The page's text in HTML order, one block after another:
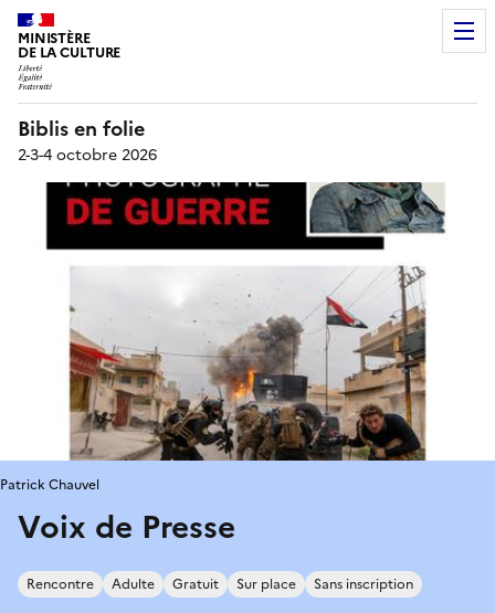
MINISTÈRE
DE LA CULTURE
Biblis en folie
2-3-4 octobre 2026
Voix de Presse
Rencontre Adulte Gratuit Sur place Sans inscription
Patrick Chauvel